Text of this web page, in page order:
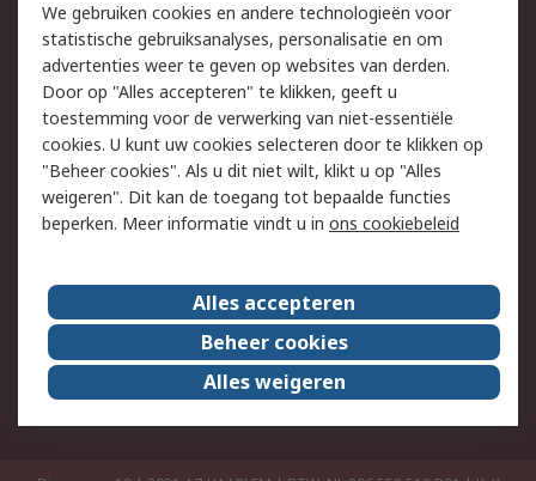
Track & Trace
Wettelijk
Cookiebeleid
Email veiligheid
Privacybeleid
Websitevoorwaarden
Algemene
verkoopvoorwaarden
Over RS
RS Group
Over ons
RS wereldwijd
Werken bij RS
ESG
We gebruiken cookies en andere technologieën voor
statistische gebruiksanalyses, personalisatie en om
advertenties weer te geven op websites van derden.
Door op "Alles accepteren" te klikken, geeft u
toestemming voor de verwerking van niet-essentiële
cookies. U kunt uw cookies selecteren door te klikken op
"Beheer cookies". Als u dit niet wilt, klikt u op "Alles
weigeren". Dit kan de toegang tot bepaalde functies
beperken. Meer informatie vindt u in ons cookiebeleid
Alles accepteren
Beheer cookies
Alles weigeren